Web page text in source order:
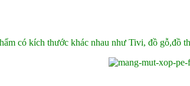
có kích thước khác nhau như Tivi, đồ gỗ,đồ